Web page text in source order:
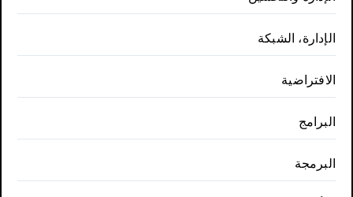
الإدارة، الشبكة
الافتراضية
البرامج
البرمجة